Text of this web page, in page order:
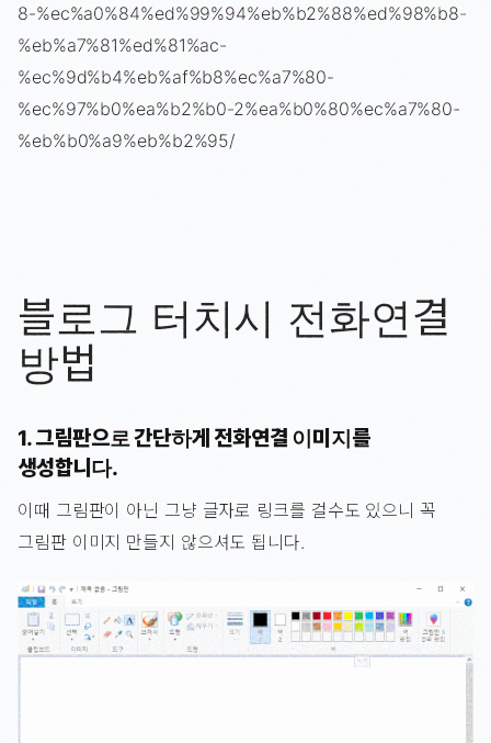
8-%ec%a0%84%ed%99%94%eb%b2%88%ed%98%b8-
%eb%a7%81%ed%81%ac-
%ec%9d%b4%eb%af%b8%ec%a7%80-
%ec%97%b0%ea%b2%b0-2%ea%b0%80%ec%a7%80-
%eb%b0%a9%eb%b2%95/
블로그 터치시 전화연결
방법
1. 그림판으로 간단하게 전화연결 이미지를
생성합니다.
이때 그림판이 아닌 그냥 글자로 링크를 걸수도 있으니 꼭
그림판 이미지 만들지 않으셔도 됩니다.